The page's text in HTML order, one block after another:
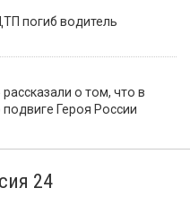
погиб водитель
о том, что в
Героя России
24